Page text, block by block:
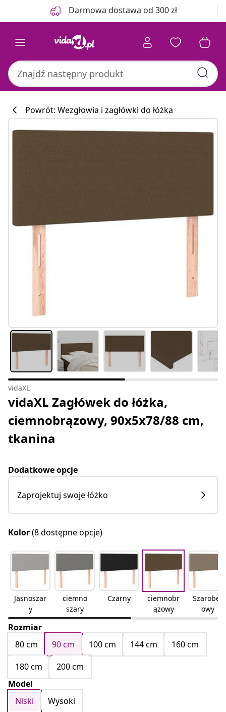
Darmowa dostawa od 300 zł
Powrót: Wezgłowia i zagłówki do łóżka
vidaXL
vidaXL Zagłówek do łóżka,
ciemnobrązowy, 90x5x78/88 cm,
tkanina
Dodatkowe opcje
Zaprojektuj swoje łóżko
Kolor(8 dostępne opcje)
Jasnoszar
y
ciemno
szary
Czarny
ciemnobr
ązowy
Szarobeż
owy
Rozmiar
80 cm
90 cm 100 cm 144 cm
160 cm
180 cm
200 cm
Model
Niski
Wysoki